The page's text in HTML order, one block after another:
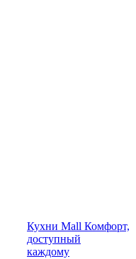
Кухни Mall Комфорт,
доступный
каждому